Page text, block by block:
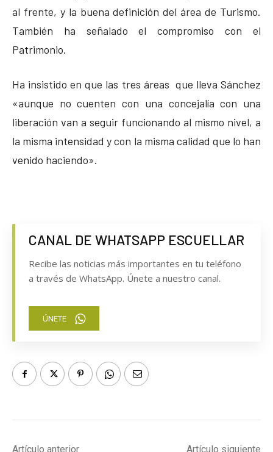
al frente, y la buena definición del área de Turismo.
También ha señalado el compromiso con el
Patrimonio.
Ha insistido en que las tres áreas que lleva Sánchez
«aunque no cuenten con una concejalía con una
liberación van a seguir funcionando al mismo nivel, a
la misma intensidad y con la misma calidad que lo han
venido haciendo».
CANAL DE WHATSAPP ESCUELLAR
Recibe las noticias más importantes en tu teléfono
a través de WhatsApp. Únete a nuestro canal.
ÚNETE
Artículo anterior Artículo siguiente